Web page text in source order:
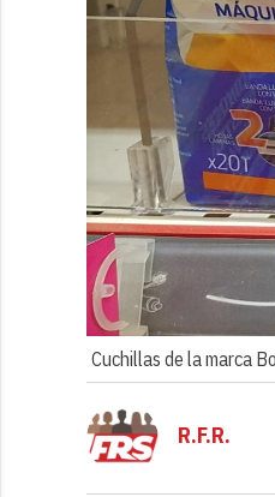
Cuchillas de la marca
R.F.R.